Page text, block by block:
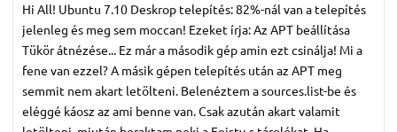
Hi All! Ubuntu 7.10 Deskrop telepítés: 82%-nál van a telepítés
jelenleg és meg sem moccan! Ezeket írja: Az APT beállítása
Tükör átnézése... Ez már a második gép amin ezt csinálja! Mi a
fene van ezzel? A másik gépen telepítés után az APT meg
semmit nem akart letölteni. Belenéztem a sources.list-be és
eléggé káosz az ami benne van. Csak azután akart valamit